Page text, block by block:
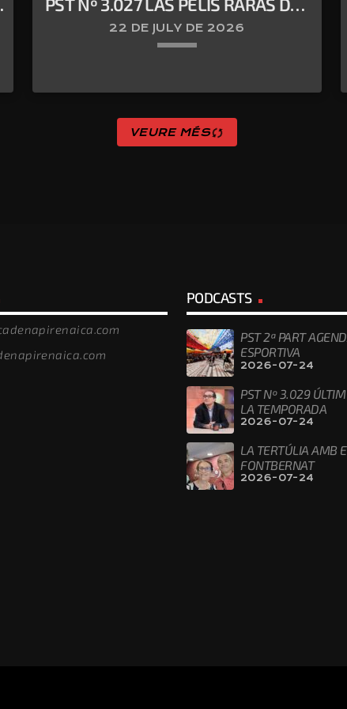
PORTA
22 DE JULY DE 2026
OBRIM LA PORTA AL CINEMA AMB JAUME
VEURE MÉSsync
PODCASTS
PST 2ª PART
ESPORTIVA
2026-07-24
PST Nº 3.029
LA TEMPORADA
2026-07-24
LA TERTÚLIA AMB
FONTBERNAT
2026-07-24